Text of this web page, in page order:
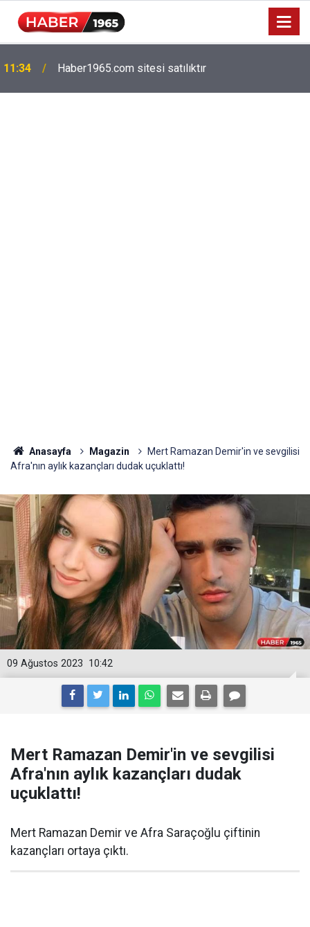
15:52
hesaplarda
Anasayfa Magazin
Mert Ramazan Demir'in ve sevgilisi
Afra'nın aylık kazançları dudak uçuklattı!
10:42
09 Ağustos 2023
Mert Ramazan Demir'in ve sevgilisi
Afra'nın aylık kazançları dudak
uçuklattı!
Mert Ramazan Demir ve Afra Saraçoğlu çiftinin
kazançları ortaya çıktı.